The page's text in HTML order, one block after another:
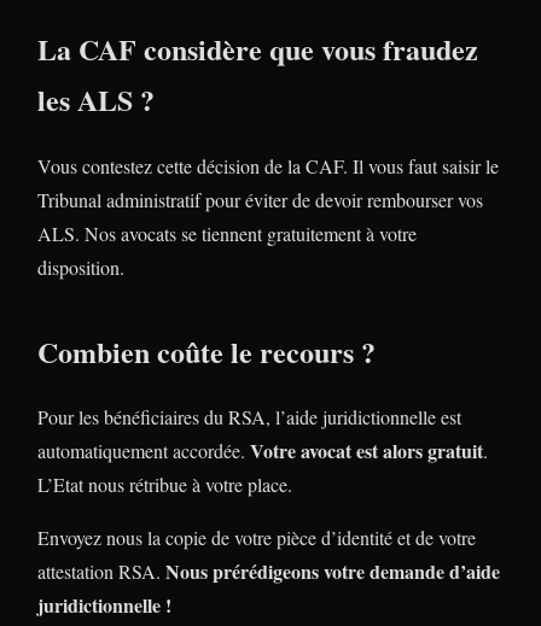
La CAF considère que vous fraudez
les ALS ?
Vous contestez cette décision de la CAF. Il vous faut saisir le
Tribunal administratif pour éviter de devoir rembourser vos
ALS. Nos avocats se tiennent gratuitement à votre
disposition.
Combien coûte le recours ?
Pour les bénéficiaires du RSA, l’aide juridictionnelle est
automatiquement accordée. Votre avocat est alors gratuit.
L’Etat nous rétribue à votre place.
Envoyez nous la copie de votre pièce d’identité et de votre
attestation RSA. Nous prérédigeons votre demande d’aide
juridictionnelle !